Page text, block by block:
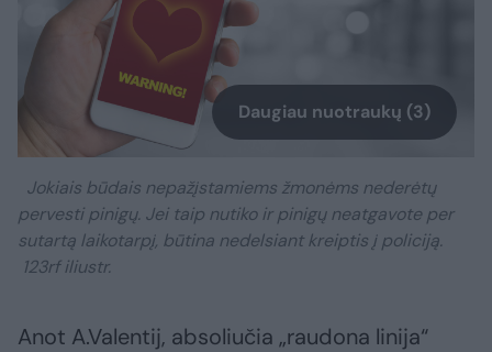
Daugiau nuotraukų (3)
Jokiais būdais nepažįstamiems žmonėms nederėtų
pervesti pinigų. Jei taip nutiko ir pinigų neatgavote per
sutartą laikotarpį, būtina nedelsiant kreiptis į policiją.
123rf iliustr.
Anot A.Valentij, absoliučia „raudona linija“